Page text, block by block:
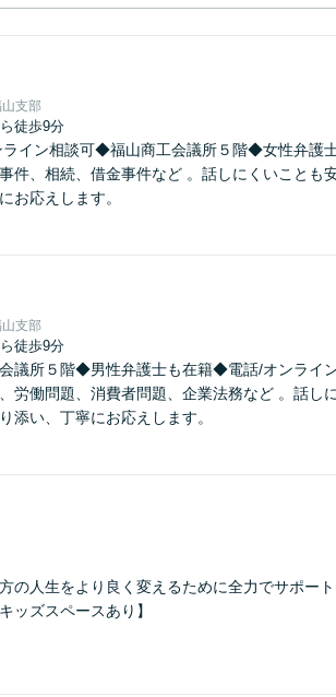
支部
徒歩9分
イン相談可◆福山商工会議所５階◆女性弁護
件、相続、借金事件など 。話しにくいことも
お応えします。
支部
徒歩9分
議所５階◆男性弁護士も在籍◆電話/オンライ
労働問題、消費者問題、企業法務など 。話し
添い、丁寧にお応えします。
の人生をより良く変えるために全力でサポー
ッズスペースあり】